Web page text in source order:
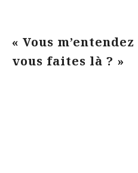
« Vous
vous faites là ? »